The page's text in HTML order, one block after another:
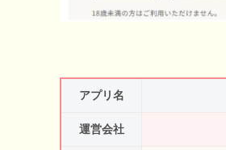
アプリ名
運営会社